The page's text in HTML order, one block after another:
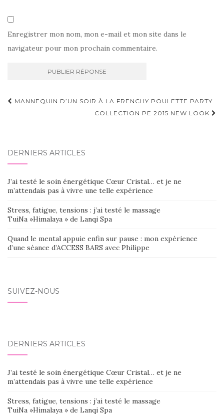
Enregistrer mon nom, mon e-mail et mon site dans le
navigateur pour mon prochain commentaire.
Navigation
MANNEQUIN D’UN SOIR À LA FRENCHY POULETTE PARTY
COLLECTION PE 2015 NEW LOOK
DERNIERS ARTICLES
J’ai testé le soin énergétique Cœur Cristal… et je ne
m’attendais pas à vivre une telle expérience
Stress, fatigue, tensions : j’ai testé le massage
TuiNa »Himalaya » de Lanqi Spa
Quand le mental appuie enfin sur pause : mon expérience
d’une séance d’ACCESS BARS avec Philippe
SUIVEZ-NOUS
DERNIERS ARTICLES
J’ai testé le soin énergétique Cœur Cristal… et je ne
m’attendais pas à vivre une telle expérience
Stress, fatigue, tensions : j’ai testé le massage
TuiNa »Himalaya » de Lanqi Spa